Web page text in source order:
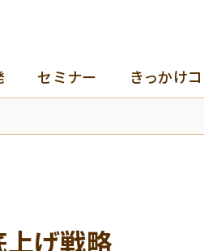
セミナー きっかけ
げ戦略